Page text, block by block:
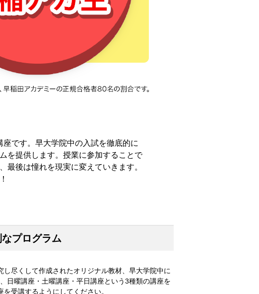
です。早大学院中の入試を徹底的に
を提供します。授業に参加することで
最後は憧れを現実に変えていきます。
プログラム
尽くして作成されたオリジナル教材、早大学院中に
日曜講座・土曜講座・平日講座という3種類の講座を
受講するようにしてください。